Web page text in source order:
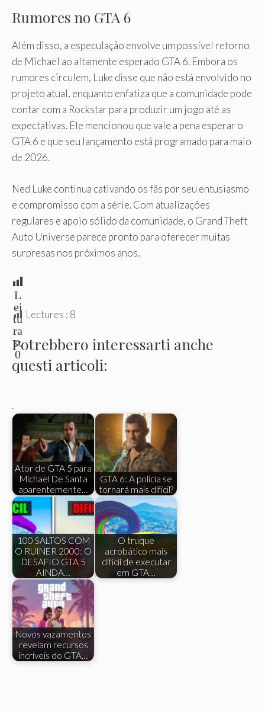
Rumores no GTA 6
Além disso, a especulação envolve um possível retorno
de Michael ao altamente esperado GTA 6. Embora os
rumores circulem, Luke disse que não está envolvido no
projeto atual, enquanto enfatiza que a comunidade pode
contar com a Rockstar para produzir um jogo até as
expectativas. Ele mencionou que vale a pena esperar o
GTA 6 e que seu lançamento está programado para maio
de 2026.
Ned Luke continua cativando os fãs por seu entusiasmo
e compromisso com a série. Com atualizações
regulares e apoio sólido da comunidade, o Grand Theft
Auto Universe parece pronto para oferecer muitas
surpresas nos próximos anos.
L
ei
tu
ra
s:
0
Lectures : 8
Potrebbero interessarti anche
questi articoli:
.
Ator de GTA 5 para
Michael De Santa
aparentemente…
GTA 6: A polícia se
tornará mais difícil?
100 SALTOS COM
O RUINER 2000: O
DESAFIO GTA 5
AINDA…
O truque
acrobático mais
difícil de executar
em GTA…
Novos vazamentos
revelam recursos
incríveis do GTA…